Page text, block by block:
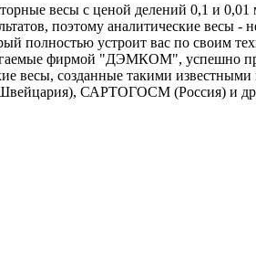
весы с ценой делений 0,1 и
поэтому аналитические весы -
устроит вас по своим
фирмой "ДЭМКОМ", успешно
весы, созданные такими
САРТОГОСМ (Россия) и